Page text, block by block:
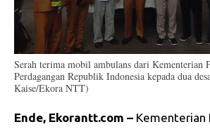
Serah terima mobil ambulans dari Kementerian
Perdagangan Republik Indonesia kepada dua
Kaise/Ekora NTT)
Ende, Ekorantt.com – Kementerian